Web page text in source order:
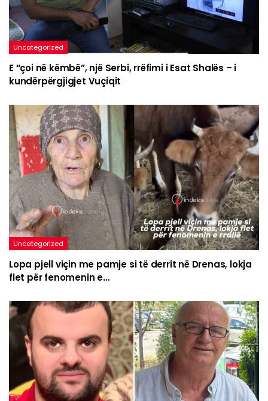
Uncategorized
E “çoi në këmbë”, një Serbi, rrëfimi i Esat Shalës – i
kundërpërgjigjet Vuçiqit
Uncategorized
Lopa pjell viçin me pamje si të derrit në Drenas, lokja
flet për fenomenin e…